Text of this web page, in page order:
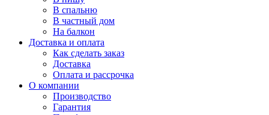
В спальню
В частный дом
На балкон
Доставка и оплата
Как сделать заказ
Доставка
Оплата и рассрочка
О компании
Производство
Гарантия